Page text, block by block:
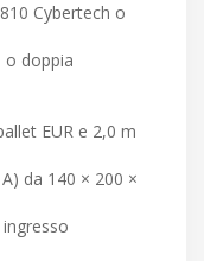
Cybertech o
o doppia
EUR e 2,0 m
da 140 × 200 ×